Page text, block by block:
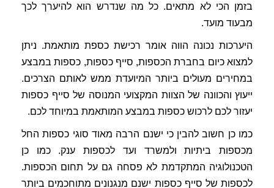
בזמן הכי לא מתאים. כל מה שנדרש הוא להיערך לכך
מבעוד מועד.
היערכות נכונה הווה אומר רכישת כספת מותאמת. ניתן
למצוא כיום בחברת הכספות, סייף כספות, כספות במבצע
במחירים מעולים ביותר המיועדת ממש לאותם הצרכים.
ייעוץ והכוונה של הצוות המקצועי המנוסה של סייף כספות
יעזור לכם לרכוש כספות במבצע המותאמת במיוחד לכם.
כמו כן חשוב להבין כי ישנם הרבה מאוד סוגי כספות החל
מכספות ביתיות ולמשרד ועד לכספות ענק. כמו כן
הטכנולוגיה המתקדמת לא פסחה גם על תחום הכספות.
לכספות של סייף כספות ישנם מנגנונים מתוחכמים ביותר